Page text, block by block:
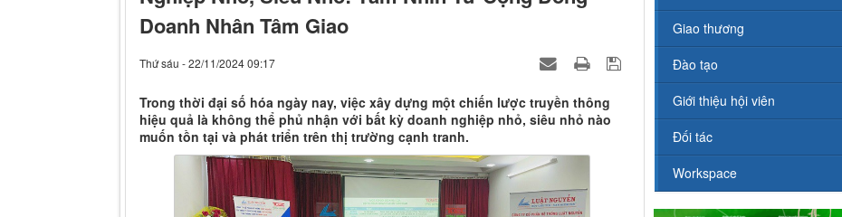
Doanh Nhân Tâm Giao
Thứ sáu - 22/11/2024 09:17
Trong thời đại số hóa ngày nay, việc xây dựng một chiến lược truyền thông
hiệu quả là không thể phủ nhận với bất kỳ doanh nghiệp nhỏ, siêu nhỏ nào
muốn tồn tại và phát triển trên thị trường cạnh tranh.
Giao thương
Đào tạo
Giới thiệu hội viên
Đối tác
Workspace